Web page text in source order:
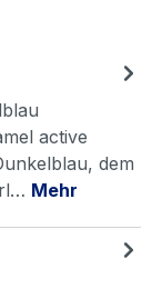
active
dem
Mehr